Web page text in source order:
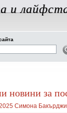
и
новини за
Симона